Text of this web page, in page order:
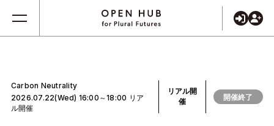
Carbon Neutrality
2026.07.22(Wed) 16:00～18:00 リア
ル開催
リアル開
催
開催終了